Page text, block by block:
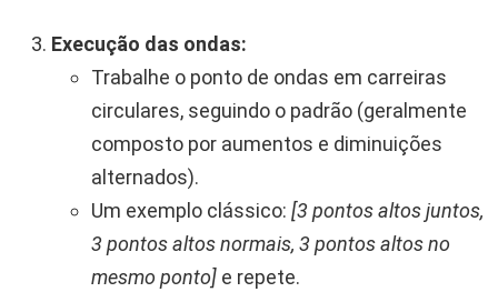
Execução das ondas:
Trabalhe o ponto de ondas em carreiras
circulares, seguindo o padrão (geralmente
composto por aumentos e diminuições
alternados).
Um exemplo clássico: [3 pontos altos juntos,
3 pontos altos normais, 3 pontos altos no
mesmo ponto] e repete.